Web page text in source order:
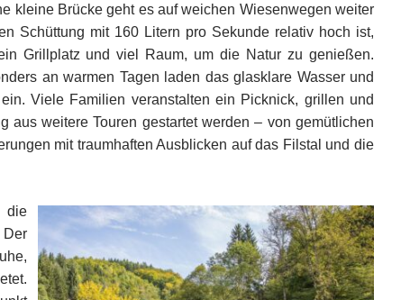
kleine Brücke geht es auf weichen Wiesenwegen weiter
Schüttung mit 160 Litern pro Sekunde relativ hoch ist,
Grillplatz und viel Raum, um die Natur zu genießen.
an warmen Tagen laden das glasklare Wasser und
Viele Familien veranstalten ein Picknick, grillen und
aus weitere Touren gestartet werden – von gemütlichen
mit traumhaften Ausblicken auf das Filstal und die